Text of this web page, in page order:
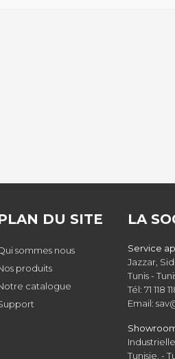
DU SITE
sommes nous
produits
catalogue
LA
Service
Jazzar,
Tunis -
Tél: 71 118
Email:
Tunisie. -